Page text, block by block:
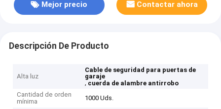
Mejor precio Contactar ahora
Descripción De Producto
Alta luz
Cable de seguridad para puertas de
garaje
, cuerda de alambre antirrobo
Cantidad de orden
mínima
1000 Uds.